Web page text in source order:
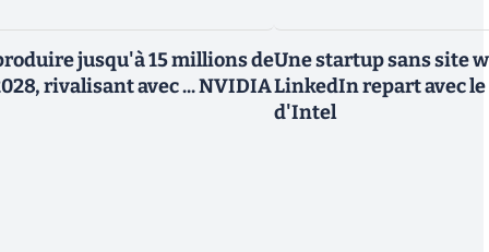
jusqu'à 15 millions de
rivalisant avec ... NVIDIA
Une startup sans site
LinkedIn repart avec le
d'Intel